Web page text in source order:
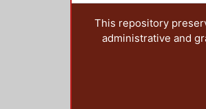
This repository
administrative and